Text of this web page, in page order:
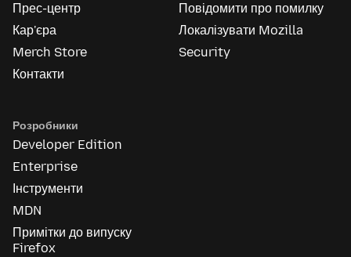
Прес-центр
Кар'єра
Merch Store
Контакти
Повідомити про помилку
Локалізувати Mozilla
Security
Розробники
Developer Edition
Enterprise
Інструменти
MDN
Примітки до випуску
Firefox